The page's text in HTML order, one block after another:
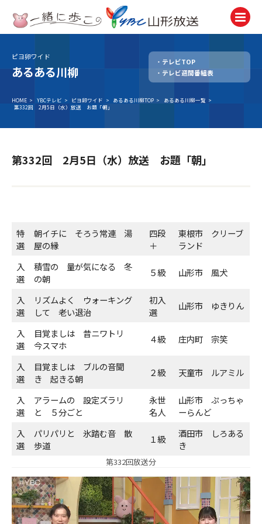
テレビ
TV
ラジオ
Radio
ＹＢＣオンデマンド
ピヨ卵ワイド
あるある川柳
テレビTOP
テレビ週間番組表
HOME > YBCテレビ > ピヨ卵ワイド > あるある川柳TOP > あるある川柳一覧 >
第332回 2月5日（水）放送 お題「朝」
第332回 2月5日（水）放送 お題「朝」
特
選
朝イチに そろう常連 湯
屋の縁
四段
＋
東根市 クリーブ
ランド
入
選
積雪の 量が気になる 冬
の朝
５級 山形市 風犬
入
選
リズムよく ウォーキング
して 老い退治
初入
選
山形市 ゆきりん
入
選
目覚ましは 昔ニワトリ
今スマホ
４級 庄内町 宗笑
入
選
目覚ましは ブルの音聞
き 起きる朝
２級 天童市 ルアミル
入
選
アラームの 設定ズラリ
と ５分ごと
永世
名人
山形市 ぷっちゃ
ーらんど
入
選
パリパリと 氷踏む音 散
歩道
１級
酒田市 しろある
き
第332回放送分